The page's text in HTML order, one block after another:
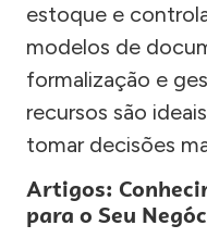
estoque e
modelos de
formalização e
recursos são
tomar decisões
Artigos:
para o Seu